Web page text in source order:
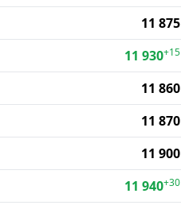
11 875
11 930+15
11 860
11 870
11 900
11 940+30